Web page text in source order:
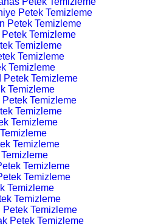
Petek Temizleme
Petek Temizleme
Temizleme
Temizleme
Temizleme
Temizleme
Petek Temizleme
Temizleme
Petek Temizleme
Temizleme
Temizleme
Temizleme
Temizleme
Temizleme
Temizleme
Temizleme
Petek Temizleme
Petek Temizleme